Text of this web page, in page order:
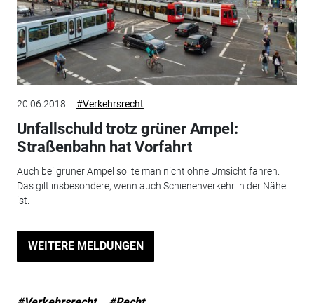
20.06.2018 #Verkehrsrecht
Unfallschuld trotz grüner Ampel:
Straßenbahn hat Vorfahrt
Auch bei grüner Ampel sollte man nicht ohne Umsicht fahren.
Das gilt insbesondere, wenn auch Schienenverkehr in der Nähe
ist.
WEITERE MELDUNGEN